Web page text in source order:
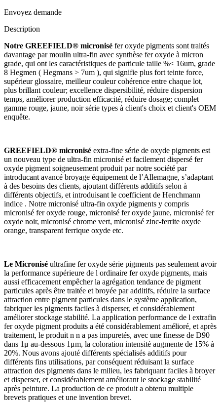
Envoyez demande
Description
Notre GREEFIELD® micronisé fer oxyde pigments sont traités
davantage par moulin ultra-fin avec synthèse fer oxyde à micron
grade, qui ont les caractéristiques de particule taille %< 16um, grade
8 Hegmen ( Hegmans > 7um ), qui signifie plus fort teinte force,
supérieur glossaire, meilleur couleur cohérence entre chaque lot,
plus brillant couleur; excellence dispersibilité, réduire dispersion
temps, améliorer production efficacité, réduire dosage; complet
gamme rouge, jaune, noir série types à client's choix et client's OEM
enquête.
GREEFIELD® micronisé extra-fine série de oxyde pigments est
un nouveau type de ultra-fin micronisé et facilement dispersé fer
oxyde pigment soigneusement produit par notre société par
introducant avancé broyage équipement de l’Allemagne, s’adaptant
à des besoins des clients, ajoutant différents additifs selon à
différents objectifs, et introduisant le coefficient de Henchmann
indice . Notre micronisé ultra-fin oxyde pigments y compris
micronisé fer oxyde rouge, micronisé fer oxyde jaune, micronisé fer
oxyde noir, micronisé chrome vert, micronisé zinc-ferrite oxyde
orange, transparent ferrique oxyde etc.
Le Micronisé ultrafine fer oxyde série pigments pas seulement avoir
la performance supérieure de l ordinaire fer oxyde pigments, mais
aussi efficacement empêcher la agrégation tendance de pigment
particules après être traitée et broyée par additifs, réduire la surface
attraction entre pigment particules dans le système application,
fabriquer les pigments faciles à disperser, et considérablement
améliorer stockage stabilité. La application performance de l extrafin
fer oxyde pigment produits a été considérablement amélioré, et après
traitement, le produit n n a pas impuretés, avec une finesse de D90
dans 1μ au-dessous 1μm, la coloration intensité augmente de 15% à
20%. Nous avons ajouté différents spécialisés additifs pour
différents fins utilisations, par conséquent réduisant la surface
attraction des pigments dans le milieu, les fabriquant faciles à broyer
et disperser, et considérablement améliorant le stockage stabilité
après peinture. La production de ce produit a obtenu multiple
brevets pratiques et une invention brevet.